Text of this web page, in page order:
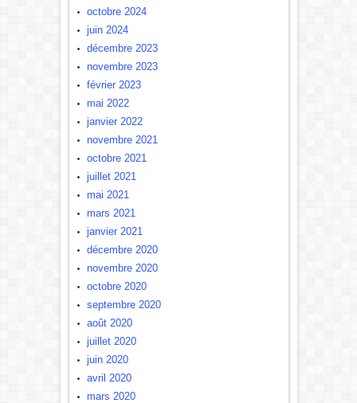
octobre 2024
juin 2024
décembre 2023
novembre 2023
février 2023
mai 2022
janvier 2022
novembre 2021
octobre 2021
juillet 2021
mai 2021
mars 2021
janvier 2021
décembre 2020
novembre 2020
octobre 2020
septembre 2020
août 2020
juillet 2020
juin 2020
avril 2020
mars 2020